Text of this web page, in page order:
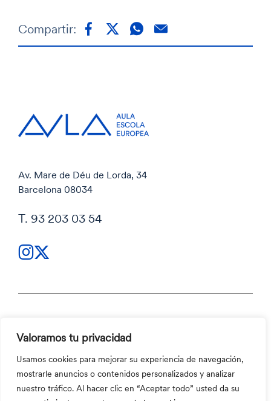
Valoramos tu privacidad
Usamos cookies para mejorar su experiencia de navegación,
mostrarle anuncios o contenidos personalizados y analizar
nuestro tráfico. Al hacer clic en “Aceptar todo” usted da su
Compartir:
Av. Mare de Déu de Lorda, 34
Barcelona 08034
T. 93 203 03 54
Política de privacidad
Código ético y Canal ético
Política de cookies
Código ético y Canal ético